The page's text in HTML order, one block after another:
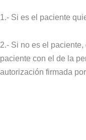
1.- Si es el paciente
2.- Si no es el
paciente con el de la
autorización firmada